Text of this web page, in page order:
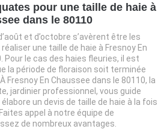
pour une taille de haie à
dans le 80110
et d’octobre s’avèrent être les
une taille de haie à Fresnoy En
Pour le cas des haies fleuries, il est
la période de floraison soit terminée
Fresnoy En Chaussee dans le 80110, la
jardinier professionnel, vous guide
un devis de taille de haie à la fois
appel à notre équipe de
de nombreux avantages.